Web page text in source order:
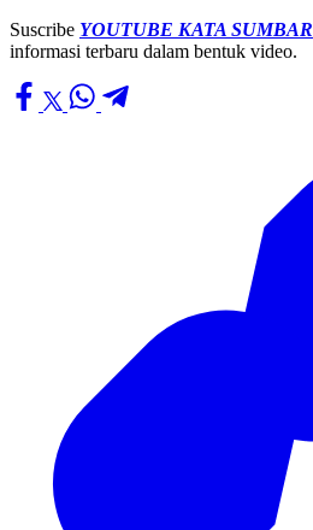
Suscribe YOUTUBE KATA SUMBAR
informasi terbaru dalam bentuk video.